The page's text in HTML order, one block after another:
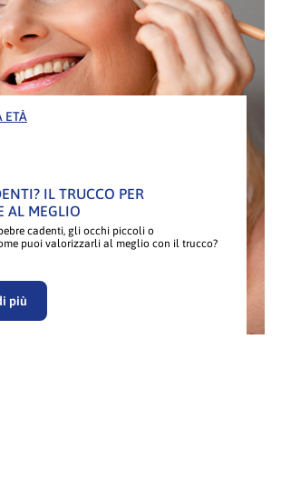
ETÀ
IL TRUCCO PER
AL MEGLIO
cadenti, gli occhi piccoli o
puoi valorizzarli al meglio con il trucco?
più